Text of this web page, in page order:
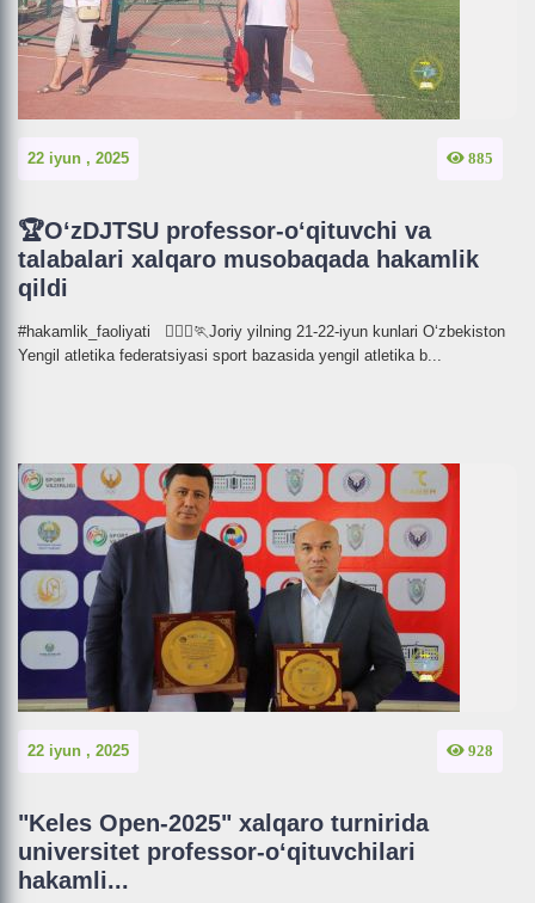
22 iyun , 2025 885
🏆OʻzDJTSU professor-oʻqituvchi va
talabalari xalqaro musobaqada hakamlik
qildi
#hakamlik_faoliyati 🏃🏻‍♀️🏃Joriy yilning 21-22-iyun kunlari Oʻzbekiston
Yengil atletika federatsiyasi sport bazasida yengil atletika b...
22 iyun , 2025 928
"Keles Open-2025" xalqaro turnirida
universitet professor-oʻqituvchilari
hakamli...